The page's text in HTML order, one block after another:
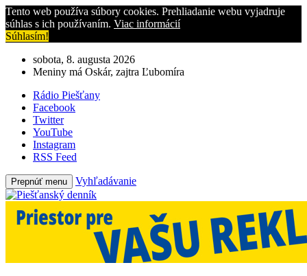
Tento web používa súbory cookies. Prehliadanie webu vyjadruje
súhlas s ich používaním. Viac informácií
Súhlasím!
sobota, 8. augusta 2026
Meniny má Oskár, zajtra Ľubomíra
Rádio Piešťany
Facebook
Twitter
YouTube
Instagram
RSS Feed
Prepnúť menu Vyhľadávanie